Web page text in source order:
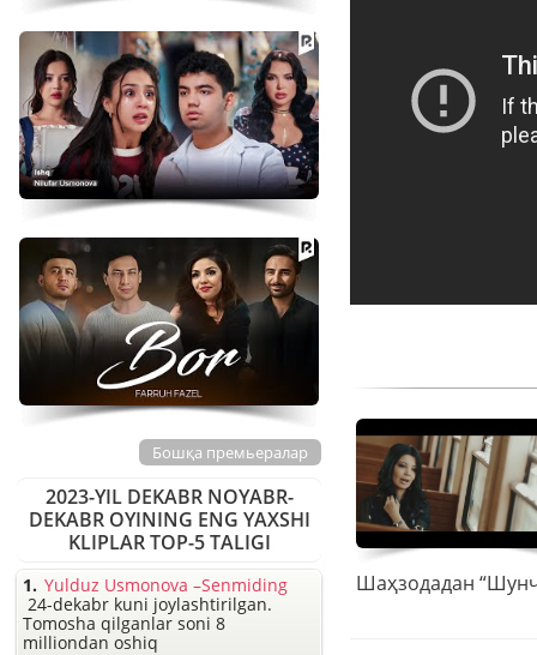
Бошқа премьералар
2023-YIL DEKABR NOYABR-
DEKABR OYINING ENG YAXSHI
KLIPLAR TOP-5 TALIGI
Yulduz Usmonova –Senmiding
24-dekabr kuni joylashtirilgan.
Tomosha qilganlar soni 8
milliondan oshiq